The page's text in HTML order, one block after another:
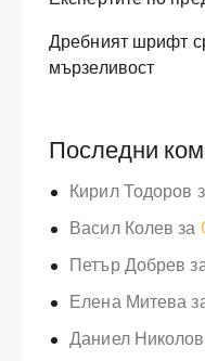
Дребният шрифт
мързеливост
Последни
Кирил Тодоров
Васил Колев за
Петър Добрев
Елена Митева
Даниел Николов